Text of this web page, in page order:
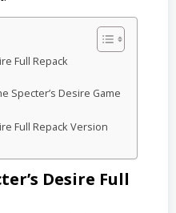
Full Repack
Specter’s Desire Game
Full Repack Version
Desire Full